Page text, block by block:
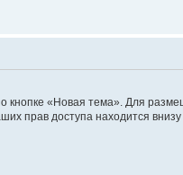
«Новая тема». Для
прав доступа находится